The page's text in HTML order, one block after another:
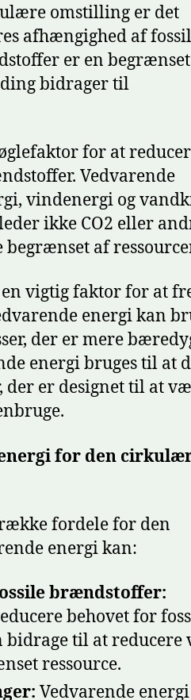
omstilling er det
afhængighed af
er en begrænset
bidrager til
for at
Vedvarende
vindenergi og
ikke CO2 eller
begrænset af
vigtig faktor for at
energi kan
der er mere
energi bruges til at
er designet til at
for den
fordele for den
energi kan:
brændstoffer:
behovet for
til at reducere
ressource.
Vedvarende